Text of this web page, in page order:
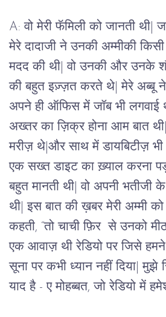
A: वो मेरी फॅमिली को जानती
मेरे दादाजी ने उनकी अम्मीकी
मदद की थी| वो उनकी और उनके
की बहुत इज़्ज़त करते थे| मेरे अब्बू
अपने ही ऑफिस में जॉब भी लगवाई
अख्तर का ज़िक्र होना आम बात
मरीज़ थे|और साथ में डायबिटीज़
एक सख्त डाइट का ख़्याल करना
बहुत मानती थी| वो अपनी भतीजी
थी| इस बात की ख़बर मेरी अम्मी
कहती, “तो चाची फ़िर से उनको
एक आवाज़ थी रेडियो पर जिसे
सूना पर कभी ध्यान नहीं दिया|
याद है - ए मोहब्बत, जो रेडियो में